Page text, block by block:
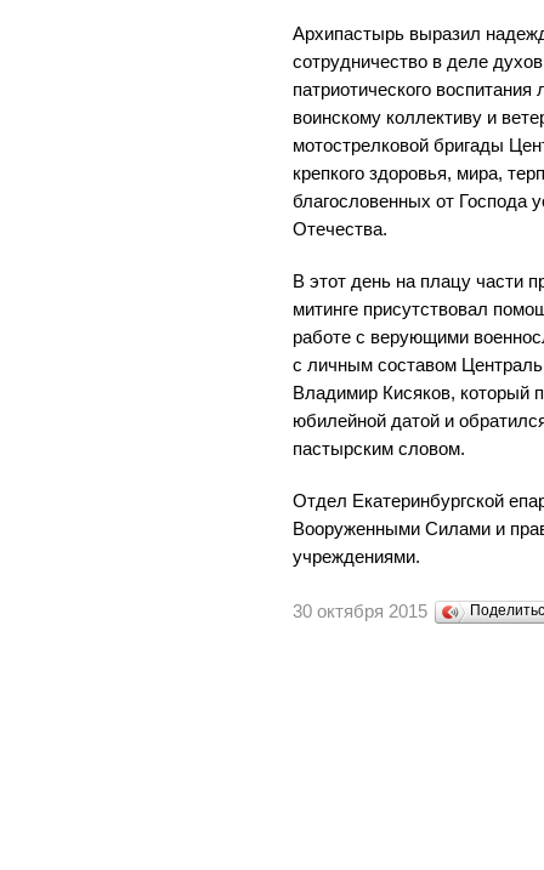
Архипастырь выразил
сотрудничество в деле
патриотического
воинскому коллективу и
мотострелковой бригады
крепкого здоровья, мира,
благословенных от Господа
Отечества.
В этот день на плацу части
митинге присутствовал
работе с верующими
с личным составом
Владимир Кисяков, который
юбилейной датой и
пастырским словом.
Отдел Екатеринбургской
Вооруженными Силами и
учреждениями.
30 октября 2015